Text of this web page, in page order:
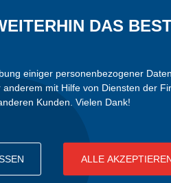
DAS
einiger personenbezogener
mit Hilfe von Diensten der
Kunden. Vielen Dank!
ALLE